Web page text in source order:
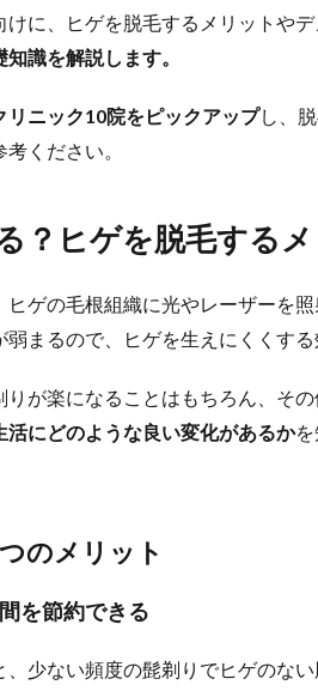
けに、ヒゲを脱毛するメリットや
識を解説します。
リニック10院をピックアップし、
ください。
？ヒゲを脱毛する
ゲの毛根組織に光やレーザーを
まるので、ヒゲを生えにくくする
が楽になることはもちろん、そ
活にどのような良い変化があるか
のメリット
を節約できる
、少ない頻度の髭剃りでヒゲのな